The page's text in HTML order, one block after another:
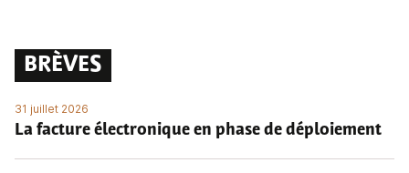
BRÈVES
31 juillet 2026
La facture électronique en phase de déploiement